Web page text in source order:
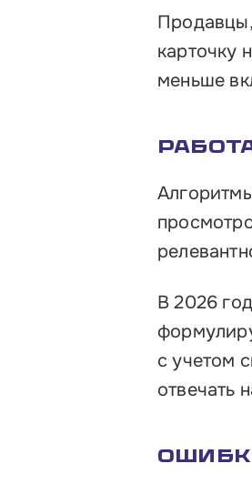
карточку
меньше
В 2026
с учетом
отвечать